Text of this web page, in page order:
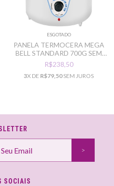
ESGOTADO
PANELA TERMOCERA MEGA
BELL STANDARD 700G SEM
REFIL
R$238,50
3X DE R$79,50SEM JUROS
SOCIAIS